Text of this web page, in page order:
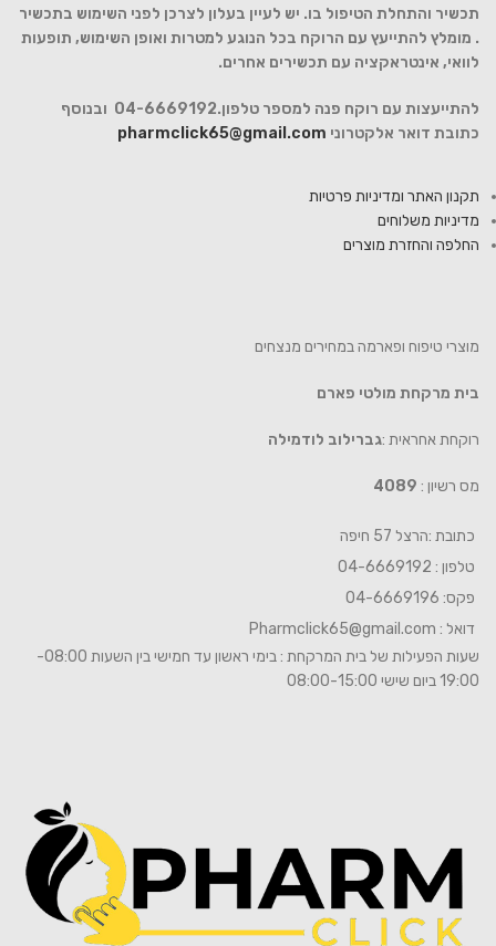
תכשיר והתחלת הטיפול בו. יש לעיין בעלון לצרכן לפני השימוש בתכשיר
. מומלץ להתייעץ עם הרוקח בכל הנוגע למטרות ואופן השימוש, תופעות
לוואי, אינטראקציה עם תכשירים אחרים.
להתייעצות עם רוקח פנה למספר טלפון.04-6669192 ובנוסף
כתובת דואר אלקטרוני pharmclick65@gmail.com
תקנון האתר ומדיניות פרטיות
מדיניות משלוחים
החלפה והחזרת מוצרים
מוצרי טיפוח ופארמה במחירים מנצחים
בית מרקחת מולטי פארם
רוקחת אחראית :גברילוב לודמילה
מס רשיון : 4089
כתובת :הרצל 57 חיפה
טלפון : 04-6669192
פקס: 04-6669196
דואל : Pharmclick65@gmail.com
שעות הפעילות של בית המרקחת : בימי ראשון עד חמישי בין השעות 08:00-
19:00 ביום שישי 08:00-15:00